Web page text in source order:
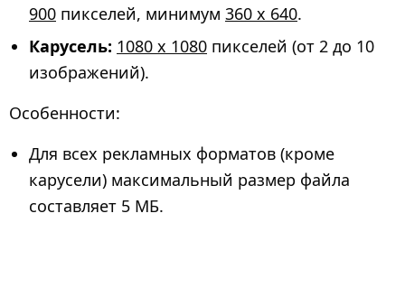
900 пикселей, минимум 360 x 640.
Карусель: 1080 x 1080 пикселей (от 2 до 10
изображений).
Особенности:
Для всех рекламных форматов (кроме
карусели) максимальный размер файла
составляет 5 МБ.